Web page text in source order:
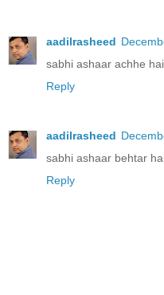
aadilrasheed
sabhi ashaar achhe
Reply
aadilrasheed
sabhi ashaar behtar
Reply